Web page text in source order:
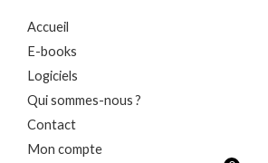
Accueil
E-books
Logiciels
Qui sommes-nous ?
Contact
Mon compte